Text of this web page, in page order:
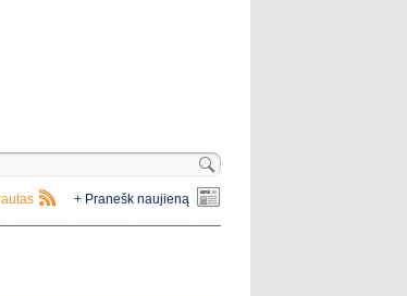
+ Pranešk naujieną